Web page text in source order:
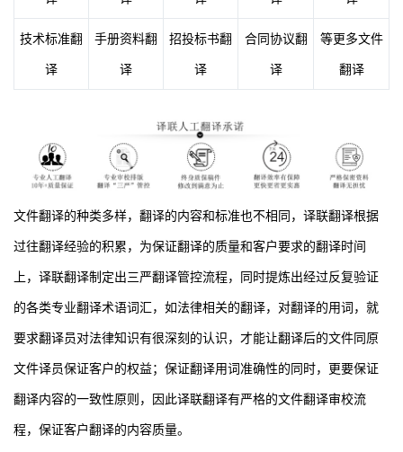
技术标准翻
译
手册资料翻
译
招投标书翻
译
合同协议翻
译
等更多文件
翻译
文件翻译的种类多样，翻译的内容和标准也不相同，译联翻译根据
过往翻译经验的积累，为保证翻译的质量和客户要求的翻译时间
上，译联翻译制定出三严翻译管控流程，同时提炼出经过反复验证
的各类专业翻译术语词汇，如法律相关的翻译，对翻译的用词，就
要求翻译员对法律知识有很深刻的认识，才能让翻译后的文件同原
文件译员保证客户的权益；保证翻译用词准确性的同时，更要保证
翻译内容的一致性原则，因此译联翻译有严格的文件翻译审校流
程，保证客户翻译的内容质量。